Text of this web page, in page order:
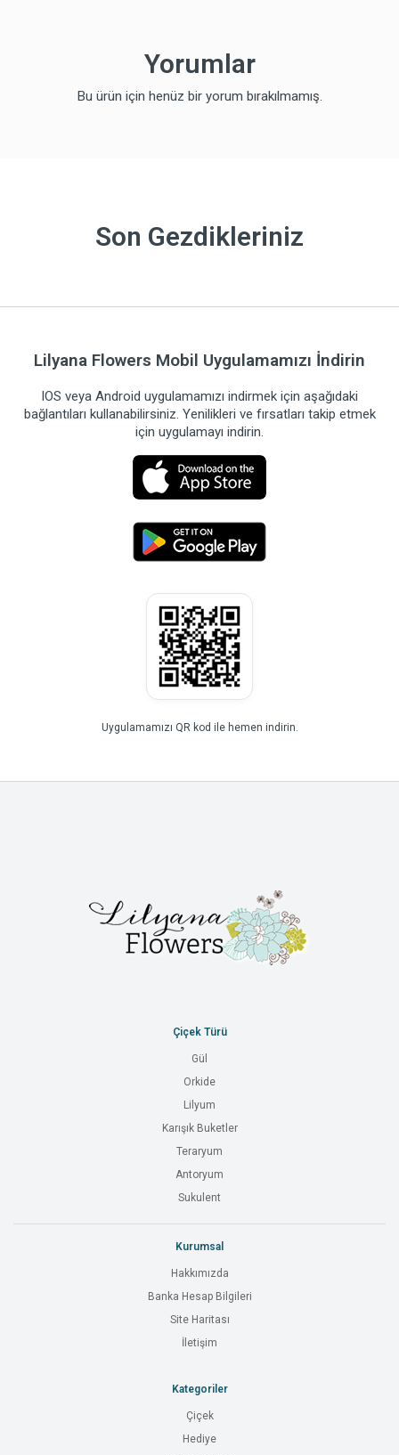
Yorumlar
Bu ürün için henüz bir yorum bırakılmamış.
Son Gezdikleriniz
Lilyana Flowers Mobil Uygulamamızı İndirin
IOS veya Android uygulamamızı indirmek için aşağıdaki
bağlantıları kullanabilirsiniz. Yenilikleri ve fırsatları takip etmek
için uygulamayı indirin.
Uygulamamızı QR kod ile hemen indirin.
Çiçek Türü
Gül
Orkide
Lilyum
Karışık Buketler
Teraryum
Antoryum
Sukulent
Kurumsal
Hakkımızda
Banka Hesap Bilgileri
Site Haritası
İletişim
Kategoriler
Çiçek
Hediye